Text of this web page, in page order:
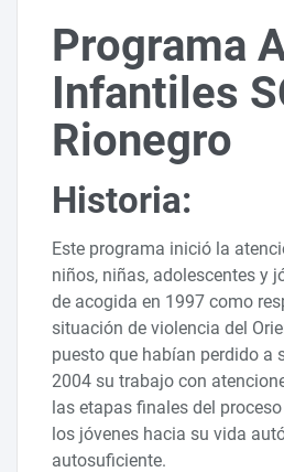
Programa
Infantiles
Rionegro
Historia:
Este programa inició la
niños, niñas, adolescentes y
de acogida en 1997 como
situación de violencia del
puesto que habían perdido a
2004 su trabajo con
las etapas finales del
los jóvenes hacia su vida
autosuficiente.